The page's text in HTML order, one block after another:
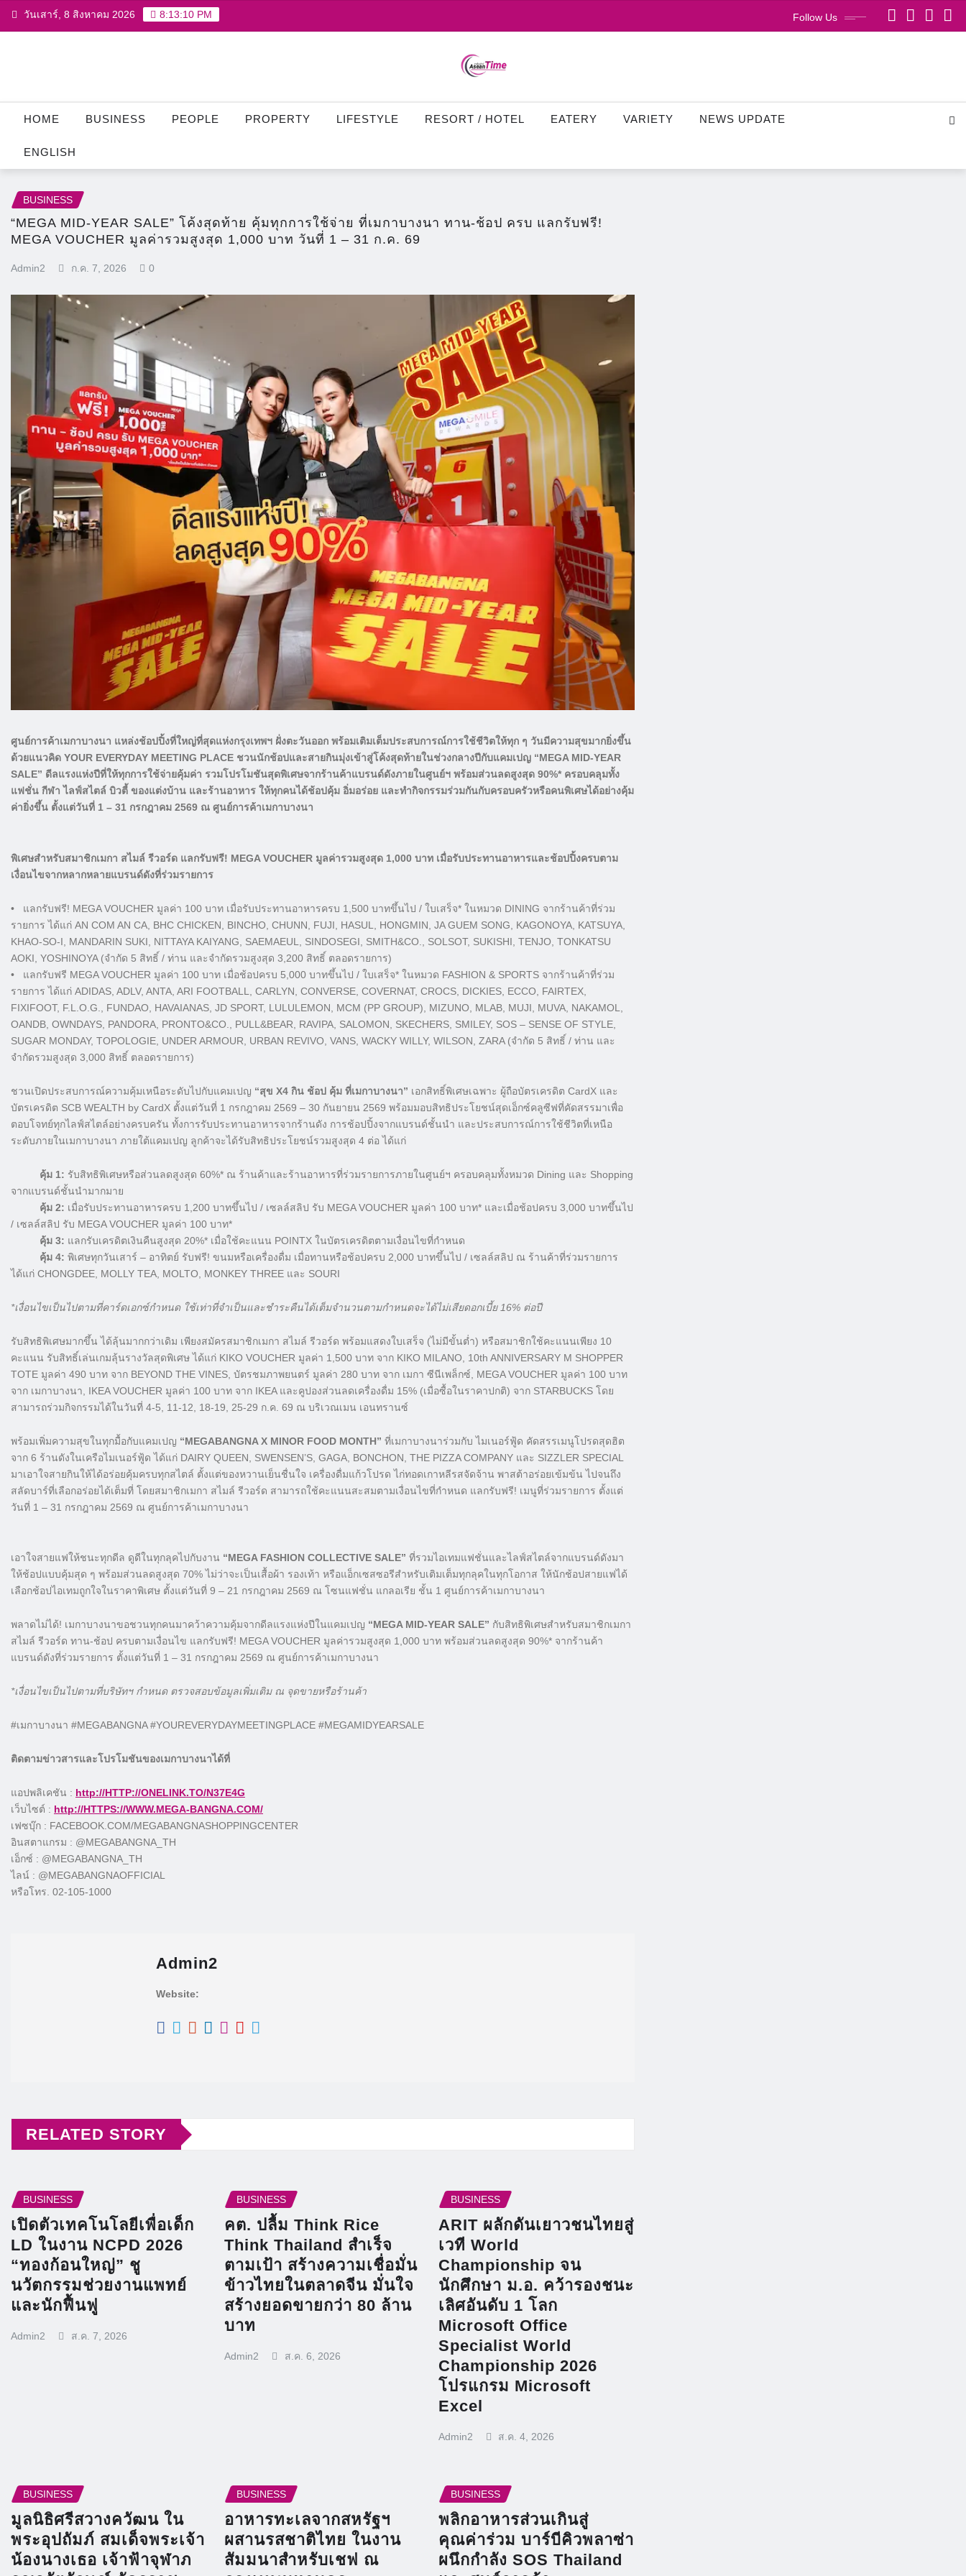
Skip
วันเสาร์, 8 สิงหาคม 2026 8:13:11 PM Follow Us
HOME BUSINESS PEOPLE PROPERTY LIFESTYLE RESORT / HOTEL EATERY VARIETY NEWS UPDATE
ENGLISH
BUSINESS
“MEGA MID-YEAR SALE” โค้งสุดท้าย คุ้มทุกการใช้จ่าย ที่เมกาบางนา ทาน-ช้อป ครบ แลกรับฟรี!
MEGA VOUCHER มูลค่ารวมสูงสุด 1,000 บาท วันที่ 1 – 31 ก.ค. 69
Admin2 ก.ค. 7, 2026 0
ศูนย์การค้าเมกาบางนา แหล่งช้อปปิ้งที่ใหญ่ที่สุดแห่งกรุงเทพฯ ฝั่งตะวันออก พร้อมเติมเต็มประสบการณ์การใช้ชีวิตให้ทุก ๆ วันมีความสุขมากยิ่งขึ้น
ด้วยแนวคิด YOUR EVERYDAY MEETING PLACE ชวนนักช้อปและสายกินมุ่งเข้าสู่โค้งสุดท้ายในช่วงกลางปีกับแคมเปญ “MEGA MID-YEAR
SALE” ดีลแรงแห่งปีที่ให้ทุกการใช้จ่ายคุ้มค่า รวมโปรโมชันสุดพิเศษจากร้านค้าแบรนด์ดังภายในศูนย์ฯ พร้อมส่วนลดสูงสุด 90%* ครอบคลุมทั้ง
แฟชั่น กีฬา ไลฟ์สไตล์ บิวตี้ ของแต่งบ้าน และร้านอาหาร ให้ทุกคนได้ช้อปคุ้ม อิ่มอร่อย และทำกิจกรรมร่วมกันกับครอบครัวหรือคนพิเศษได้อย่างคุ้ม
ค่ายิ่งขึ้น ตั้งแต่วันที่ 1 – 31 กรกฎาคม 2569 ณ ศูนย์การค้าเมกาบางนา
พิเศษสำหรับสมาชิกเมกา สไมล์ รีวอร์ด แลกรับฟรี! MEGA VOUCHER มูลค่ารวมสูงสุด 1,000 บาท เมื่อรับประทานอาหารและช้อปปิ้งครบตาม
เงื่อนไขจากหลากหลายแบรนด์ดังที่ร่วมรายการ
• แลกรับฟรี! MEGA VOUCHER มูลค่า 100 บาท เมื่อรับประทานอาหารครบ 1,500 บาทขึ้นไป / ใบเสร็จ* ในหมวด DINING จากร้านค้าที่ร่วม
รายการ ได้แก่ AN COM AN CA, BHC CHICKEN, BINCHO, CHUNN, FUJI, HASUL, HONGMIN, JA GUEM SONG, KAGONOYA, KATSUYA,
KHAO-SO-I, MANDARIN SUKI, NITTAYA KAIYANG, SAEMAEUL, SINDOSEGI, SMITH&CO., SOLSOT, SUKISHI, TENJO, TONKATSU
AOKI, YOSHINOYA (จำกัด 5 สิทธิ์ / ท่าน และจำกัดรวมสูงสุด 3,200 สิทธิ์ ตลอดรายการ)
• แลกรับฟรี MEGA VOUCHER มูลค่า 100 บาท เมื่อช้อปครบ 5,000 บาทขึ้นไป / ใบเสร็จ* ในหมวด FASHION & SPORTS จากร้านค้าที่ร่วม
รายการ ได้แก่ ADIDAS, ADLV, ANTA, ARI FOOTBALL, CARLYN, CONVERSE, COVERNAT, CROCS, DICKIES, ECCO, FAIRTEX,
FIXIFOOT, F.L.O.G., FUNDAO, HAVAIANAS, JD SPORT, LULULEMON, MCM (PP GROUP), MIZUNO, MLAB, MUJI, MUVA, NAKAMOL,
OANDB, OWNDAYS, PANDORA, PRONTO&CO., PULL&BEAR, RAVIPA, SALOMON, SKECHERS, SMILEY, SOS – SENSE OF STYLE,
SUGAR MONDAY, TOPOLOGIE, UNDER ARMOUR, URBAN REVIVO, VANS, WACKY WILLY, WILSON, ZARA (จำกัด 5 สิทธิ์ / ท่าน และ
จำกัดรวมสูงสุด 3,000 สิทธิ์ ตลอดรายการ)
ชวนเปิดประสบการณ์ความคุ้มเหนือระดับไปกับแคมเปญ “สุข X4 กิน ช้อป คุ้ม ที่เมกาบางนา” เอกสิทธิ์พิเศษเฉพาะ ผู้ถือบัตรเครดิต CardX และ
บัตรเครดิต SCB WEALTH by CardX ตั้งแต่วันที่ 1 กรกฎาคม 2569 – 30 กันยายน 2569 พร้อมมอบสิทธิประโยชน์สุดเอ็กซ์คลูซีฟที่คัดสรรมาเพื่อ
ตอบโจทย์ทุกไลฟ์สไตล์อย่างครบครัน ทั้งการรับประทานอาหารจากร้านดัง การช้อปปิ้งจากแบรนด์ชั้นนำ และประสบการณ์การใช้ชีวิตที่เหนือ
ระดับภายในเมกาบางนา ภายใต้แคมเปญ ลูกค้าจะได้รับสิทธิประโยชน์รวมสูงสุด 4 ต่อ ได้แก่
คุ้ม 1: รับสิทธิพิเศษหรือส่วนลดสูงสุด 60%* ณ ร้านค้าและร้านอาหารที่ร่วมรายการภายในศูนย์ฯ ครอบคลุมทั้งหมวด Dining และ Shopping
จากแบรนด์ชั้นนำมากมาย
คุ้ม 2: เมื่อรับประทานอาหารครบ 1,200 บาทขึ้นไป / เซลล์สลิป รับ MEGA VOUCHER มูลค่า 100 บาท* และเมื่อช้อปครบ 3,000 บาทขึ้นไป
/ เซลล์สลิป รับ MEGA VOUCHER มูลค่า 100 บาท*
คุ้ม 3: แลกรับเครดิตเงินคืนสูงสุด 20%* เมื่อใช้คะแนน POINTX ในบัตรเครดิตตามเงื่อนไขที่กำหนด
คุ้ม 4: พิเศษทุกวันเสาร์ – อาทิตย์ รับฟรี! ขนมหรือเครื่องดื่ม เมื่อทานหรือช้อปครบ 2,000 บาทขึ้นไป / เซลล์สลิป ณ ร้านค้าที่ร่วมรายการ
ได้แก่ CHONGDEE, MOLLY TEA, MOLTO, MONKEY THREE และ SOURI
*เงื่อนไขเป็นไปตามที่คาร์ดเอกซ์กำหนด ใช้เท่าที่จำเป็นและชำระคืนได้เต็มจำนวนตามกำหนดจะได้ไม่เสียดอกเบี้ย 16% ต่อปี
รับสิทธิพิเศษมากขึ้น ได้ลุ้นมากกว่าเดิม เพียงสมัครสมาชิกเมกา สไมล์ รีวอร์ด พร้อมแสดงใบเสร็จ (ไม่มีขั้นต่ำ) หรือสมาชิกใช้คะแนนเพียง 10
คะแนน รับสิทธิ์เล่นเกมลุ้นรางวัลสุดพิเศษ ได้แก่ KIKO VOUCHER มูลค่า 1,500 บาท จาก KIKO MILANO, 10th ANNIVERSARY M SHOPPER
TOTE มูลค่า 490 บาท จาก BEYOND THE VINES, บัตรชมภาพยนตร์ มูลค่า 280 บาท จาก เมกา ซีนีเพล็กซ์, MEGA VOUCHER มูลค่า 100 บาท
จาก เมกาบางนา, IKEA VOUCHER มูลค่า 100 บาท จาก IKEA และคูปองส่วนลดเครื่องดื่ม 15% (เมื่อซื้อในราคาปกติ) จาก STARBUCKS โดย
สามารถร่วมกิจกรรมได้ในวันที่ 4-5, 11-12, 18-19, 25-29 ก.ค. 69 ณ บริเวณเมน เอนทรานซ์
พร้อมเพิ่มความสุขในทุกมื้อกับแคมเปญ “MEGABANGNA X MINOR FOOD MONTH” ที่เมกาบางนาร่วมกับ ไมเนอร์ฟู้ด คัดสรรเมนูโปรดสุดฮิต
จาก 6 ร้านดังในเครือไมเนอร์ฟู้ด ได้แก่ DAIRY QUEEN, SWENSEN’S, GAGA, BONCHON, THE PIZZA COMPANY และ SIZZLER SPECIAL
มาเอาใจสายกินให้ได้อร่อยคุ้มครบทุกสไตล์ ตั้งแต่ของหวานเย็นชื่นใจ เครื่องดื่มแก้วโปรด ไก่ทอดเกาหลีรสจัดจ้าน พาสต้าอร่อยเข้มข้น ไปจนถึง
สลัดบาร์ที่เลือกอร่อยได้เต็มที่ โดยสมาชิกเมกา สไมล์ รีวอร์ด สามารถใช้คะแนนสะสมตามเงื่อนไขที่กำหนด แลกรับฟรี! เมนูที่ร่วมรายการ ตั้งแต่
วันที่ 1 – 31 กรกฎาคม 2569 ณ ศูนย์การค้าเมกาบางนา
เอาใจสายแฟให้ชนะทุกดีล ดูดีในทุกลุคไปกับงาน “MEGA FASHION COLLECTIVE SALE” ที่รวมไอเทมแฟชั่นและไลฟ์สไตล์จากแบรนด์ดังมา
ให้ช้อปแบบคุ้มสุด ๆ พร้อมส่วนลดสูงสุด 70% ไม่ว่าจะเป็นเสื้อผ้า รองเท้า หรือแอ็กเซสซอรีสำหรับเติมเต็มทุกลุคในทุกโอกาส ให้นักช้อปสายแฟได้
เลือกช้อปไอเทมถูกใจในราคาพิเศษ ตั้งแต่วันที่ 9 – 21 กรกฎาคม 2569 ณ โซนแฟชั่น แกลอเรีย ชั้น 1 ศูนย์การค้าเมกาบางนา
พลาดไม่ได้! เมกาบางนาขอชวนทุกคนมาคว้าความคุ้มจากดีลแรงแห่งปีในแคมเปญ “MEGA MID-YEAR SALE” กับสิทธิพิเศษสำหรับสมาชิกเมกา
สไมล์ รีวอร์ด ทาน-ช้อป ครบตามเงื่อนไข แลกรับฟรี! MEGA VOUCHER มูลค่ารวมสูงสุด 1,000 บาท พร้อมส่วนลดสูงสุด 90%* จากร้านค้า
แบรนด์ดังที่ร่วมรายการ ตั้งแต่วันที่ 1 – 31 กรกฎาคม 2569 ณ ศูนย์การค้าเมกาบางนา
*เงื่อนไขเป็นไปตามที่บริษัทฯ กำหนด ตรวจสอบข้อมูลเพิ่มเติม ณ จุดขายหรือร้านค้า
#เมกาบางนา #MEGABANGNA #YOUREVERYDAYMEETINGPLACE #MEGAMIDYEARSALE
ติดตามข่าวสารและโปรโมชันของเมกาบางนาได้ที่
แอปพลิเคชัน : http://HTTP://ONELINK.TO/N37E4G
เว็บไซต์ : http://HTTPS://WWW.MEGA-BANGNA.COM/
เฟซบุ๊ก : FACEBOOK.COM/MEGABANGNASHOPPINGCENTER
อินสตาแกรม : @MEGABANGNA_TH
เอ็กซ์ : @MEGABANGNA_TH
ไลน์ : @MEGABANGNAOFFICIAL
หรือโทร. 02-105-1000
Admin2
Website:
RELATED STORY
BUSINESS
เปิดตัวเทคโนโลยีเพื่อเด็ก
LD ในงาน NCPD 2026
“ทองก้อนใหญ่” ชู
นวัตกรรมช่วยงานแพทย์
และนักฟื้นฟู
Admin2 ส.ค. 7, 2026
BUSINESS
คต. ปลื้ม Think Rice
Think Thailand สำเร็จ
ตามเป้า สร้างความเชื่อมั่น
ข้าวไทยในตลาดจีน มั่นใจ
สร้างยอดขายกว่า 80 ล้าน
บาท
Admin2 ส.ค. 6, 2026
BUSINESS
ARIT ผลักดันเยาวชนไทยสู่
เวที World
Championship จน
นักศึกษา ม.อ. คว้ารองชนะ
เลิศอันดับ 1 โลก
Microsoft Office
Specialist World
Championship 2026
โปรแกรม Microsoft
Excel
Admin2 ส.ค. 4, 2026
BUSINESS
มูลนิธิศรีสวางควัฒน ใน
พระอุปถัมภ์ สมเด็จพระเจ้า
น้องนางเธอ เจ้าฟ้าจุฬาภ
BUSINESS
อาหารทะเลจากสหรัฐฯ
ผสานรสชาติไทย ในงาน
สัมมนาสำหรับเชฟ ณ
BUSINESS
พลิกอาหารส่วนเกินสู่
คุณค่าร่วม บาร์บีคิวพลาซ่า
ผนึกกำลัง SOS Thailand